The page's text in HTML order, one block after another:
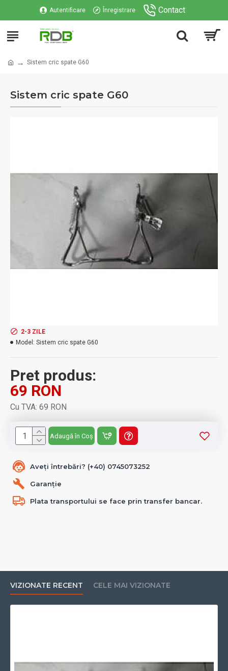
Autentificare Înregistrare Contact
Sistem cric spate G60
Sistem cric spate G60
Aveți întrebări? (+40) 0745073252
Garanție
Plata transportului se face prin transfer bancar.
Pret produs:
69 RON
Cu TVA: 69 RON
2-3 ZILE
Model: Sistem cric spate G60
Adaugă în Coș
VIZIONATE RECENT CELE MAI VIZIONATE